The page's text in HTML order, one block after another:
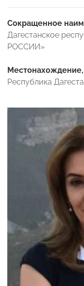
Сокращенное
Дагестанское
РОССИИ»
Местонахождение,
Республика